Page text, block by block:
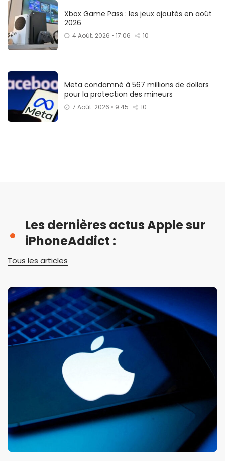
Xbox Game Pass : les jeux ajoutés en août
2026
4 Août. 2026 • 17:06 10
Meta condamné à 567 millions de dollars
pour la protection des mineurs
7 Août. 2026 • 9:45 10
Les dernières actus Apple sur
iPhoneAddict :
Tous les articles